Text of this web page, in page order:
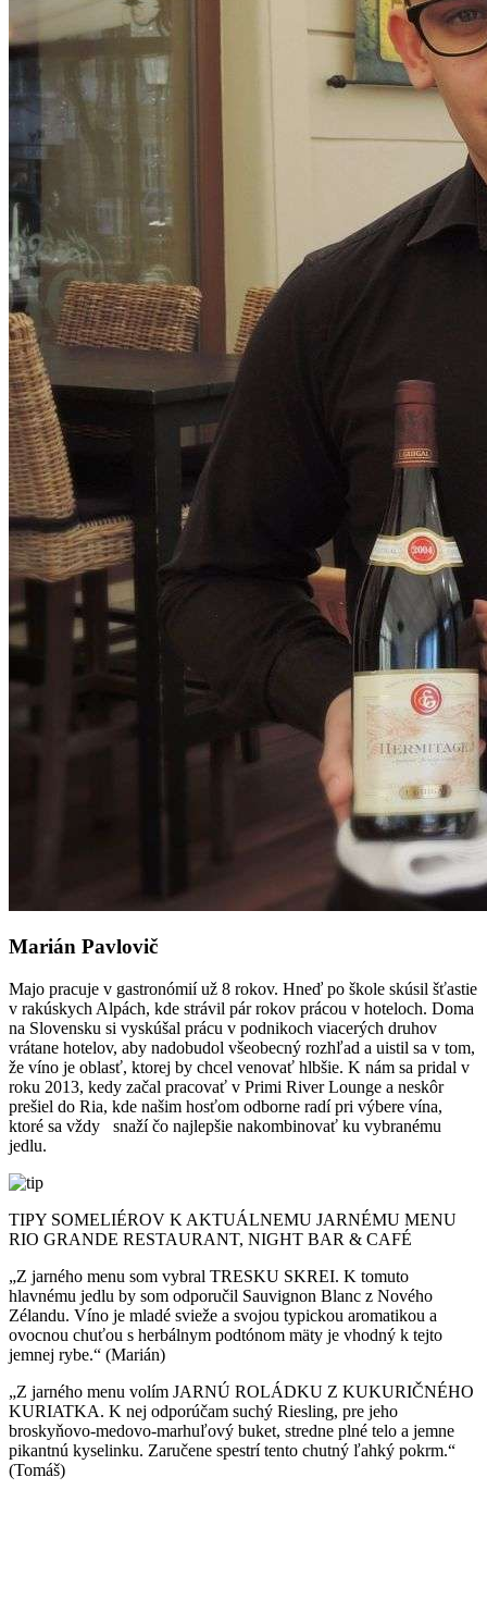
Marián Pavlovič
Majo pracuje v gastronómií už 8 rokov. Hneď po škole skúsil šťastie
v rakúskych Alpách, kde strávil pár rokov prácou v hoteloch. Doma
na Slovensku si vyskúšal prácu v podnikoch viacerých druhov
vrátane hotelov, aby nadobudol všeobecný rozhľad a uistil sa v tom,
že víno je oblasť, ktorej by chcel venovať hlbšie. K nám sa pridal v
roku 2013, kedy začal pracovať v Primi River Lounge a neskôr
prešiel do Ria, kde našim hosťom odborne radí pri výbere vína,
ktoré sa vždy snaží čo najlepšie nakombinovať ku vybranému
jedlu.
TIPY SOMELIÉROV K AKTUÁLNEMU JARNÉMU MENU
RIO GRANDE RESTAURANT, NIGHT BAR & CAFÉ
„Z jarného menu som vybral TRESKU SKREI. K tomuto
hlavnému jedlu by som odporučil Sauvignon Blanc z Nového
Zélandu. Víno je mladé svieže a svojou typickou aromatikou a
ovocnou chuťou s herbálnym podtónom mäty je vhodný k tejto
jemnej rybe.“ (Marián)
„Z jarného menu volím JARNÚ ROLÁDKU Z KUKURIČNÉHO
KURIATKA. K nej odporúčam suchý Riesling, pre jeho
broskyňovo-medovo-marhuľový buket, stredne plné telo a jemne
pikantnú kyselinku. Zaručene spestrí tento chutný ľahký pokrm.“
(Tomáš)